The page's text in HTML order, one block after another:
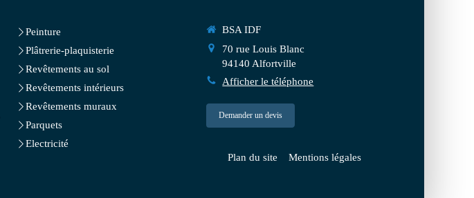
Peinture
Plâtrerie-plaquisterie
Revêtements au sol
Revêtements intérieurs
Revêtements muraux
Parquets
Electricité
BSA IDF
70 rue Louis Blanc
94140 Alfortville
Afficher le téléphone
Demander un devis
Plan du site Mentions légales